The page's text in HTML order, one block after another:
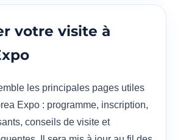
votre visite à
les principales pages utiles
Expo : programme, inscription,
conseils de visite et